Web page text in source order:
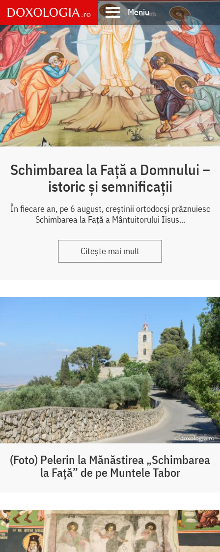
Skip
to
main
content
Meniu
Main
navigation
Schimbarea la Față a Domnului –
istoric și semnificații
În fiecare an, pe 6 august, creștinii ortodocși prăznuiesc
Schimbarea la Față a Mântuitorului Iisus...
Citește mai mult
(Foto) Pelerin la Mănăstirea „Schimbarea
la Față” de pe Muntele Tabor